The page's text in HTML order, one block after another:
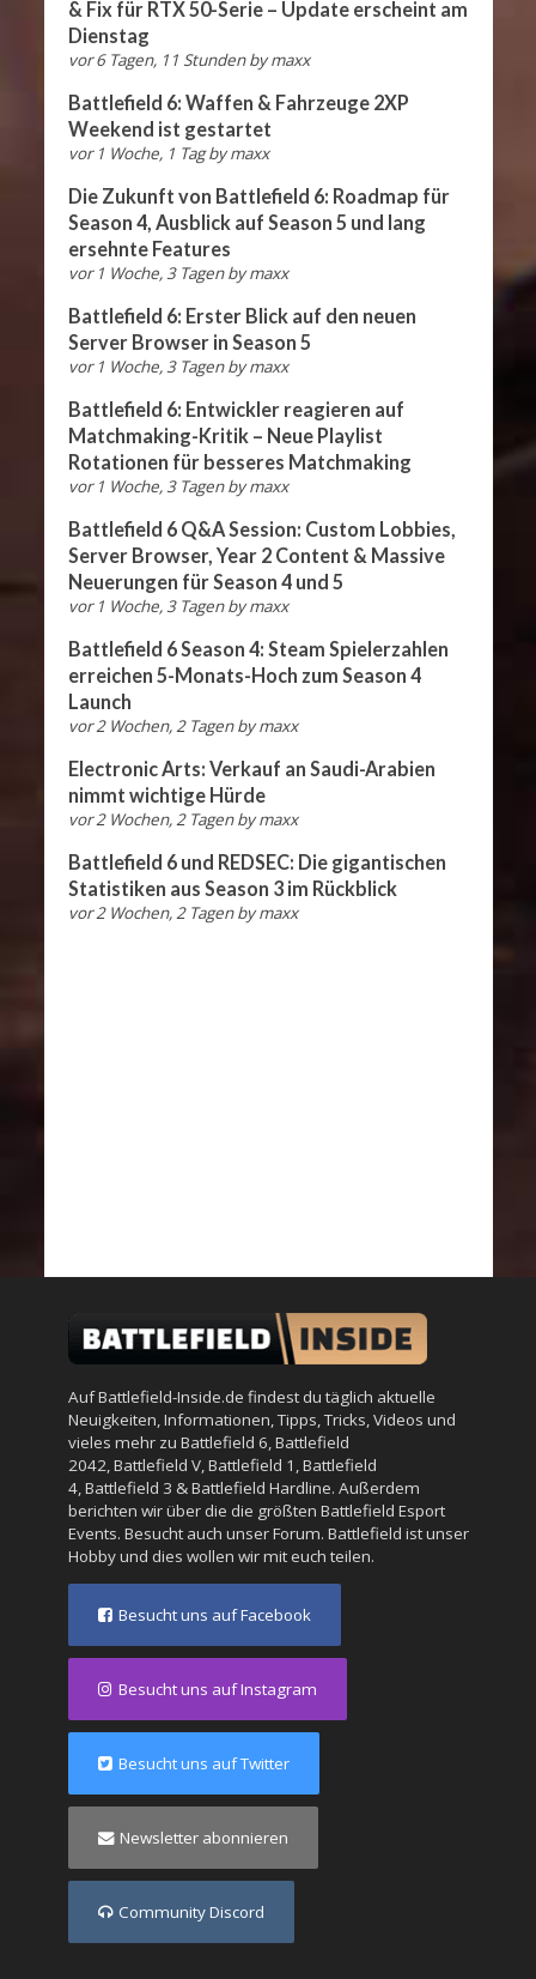
& Fix für RTX 50-Serie – Update erscheint am
Dienstag
vor 6 Tagen, 11 Stunden bymaxx
Battlefield 6: Waffen & Fahrzeuge 2XP
Weekend ist gestartet
vor 1 Woche, 1 Tag bymaxx
Die Zukunft von Battlefield 6: Roadmap für
Season 4, Ausblick auf Season 5 und lang
ersehnte Features
vor 1 Woche, 3 Tagen bymaxx
Battlefield 6: Erster Blick auf den neuen
Server Browser in Season 5
vor 1 Woche, 3 Tagen bymaxx
Battlefield 6: Entwickler reagieren auf
Matchmaking-Kritik – Neue Playlist
Rotationen für besseres Matchmaking
vor 1 Woche, 3 Tagen bymaxx
Battlefield 6 Q&A Session: Custom Lobbies,
Server Browser, Year 2 Content & Massive
Neuerungen für Season 4 und 5
vor 1 Woche, 3 Tagen bymaxx
Battlefield 6 Season 4: Steam Spielerzahlen
erreichen 5-Monats-Hoch zum Season 4
Launch
vor 2 Wochen, 2 Tagen bymaxx
Electronic Arts: Verkauf an Saudi-Arabien
nimmt wichtige Hürde
vor 2 Wochen, 2 Tagen bymaxx
Battlefield 6 und REDSEC: Die gigantischen
Statistiken aus Season 3 im Rückblick
vor 2 Wochen, 2 Tagen bymaxx
Auf Battlefield-Inside.de findest du täglich aktuelle
Neuigkeiten, Informationen, Tipps, Tricks, Videos und
vieles mehr zu Battlefield 6,Battlefield
2042,Battlefield V,Battlefield 1 ,Battlefield
4,Battlefield 3 &Battlefield Hardline. Außerdem
berichten wir über die die größten Battlefield Esport
Events. Besucht auch unserForum. Battlefield ist unser
Hobby und dies wollen wir mit euch teilen.
Besucht uns auf Facebook
Besucht uns auf Instagram
Besucht uns auf Twitter
Newsletter abonnieren
Community Discord